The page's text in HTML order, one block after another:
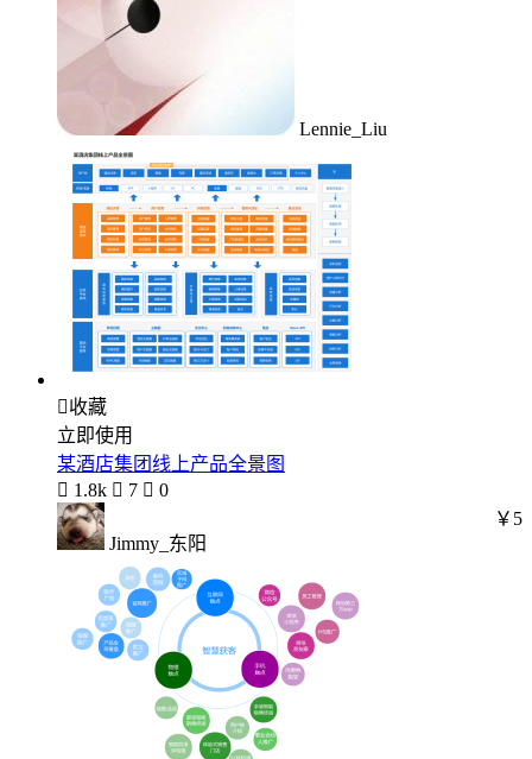
Lennie_Liu
收藏
立即使用
某酒店集团线上产品全景图
 1.8k  7  0
Jimmy_东阳
￥5